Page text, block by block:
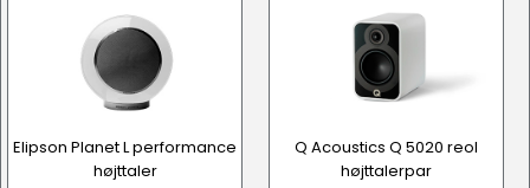
Elipson Planet L performance
højttaler
Q Acoustics Q 5020 reol
højttalerpar